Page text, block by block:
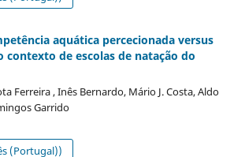
aquática percecionada versus
contexto de escolas de natação do
Ferreira , Inês Bernardo, Mário J. Costa, Aldo
Garrido
(Portugal))